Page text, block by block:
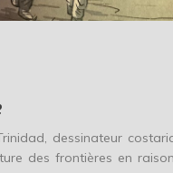
dessinateur
des frontières en